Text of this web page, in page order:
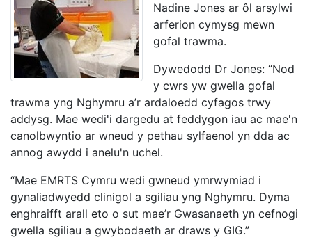
Nadine Jones ar ôl arsylwi
arferion cymysg mewn
gofal trawma.
Dywedodd Dr Jones: “Nod
y cwrs yw gwella gofal
trawma yng Nghymru a’r ardaloedd cyfagos trwy
addysg. Mae wedi'i dargedu at feddygon iau ac mae'n
canolbwyntio ar wneud y pethau sylfaenol yn dda ac
annog awydd i anelu'n uchel.
“Mae EMRTS Cymru wedi gwneud ymrwymiad i
gynaliadwyedd clinigol a sgiliau yng Nghymru. Dyma
enghraifft arall eto o sut mae’r Gwasanaeth yn cefnogi
gwella sgiliau a gwybodaeth ar draws y GIG.”